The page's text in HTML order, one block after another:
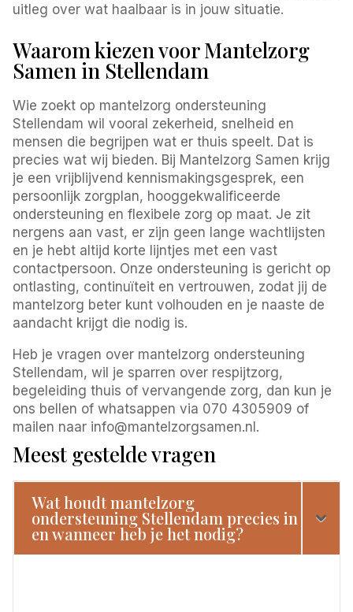
uitleg over wat haalbaar is in jouw situatie.
Waarom kiezen voor Mantelzorg
Samen in Stellendam
Wie zoekt op mantelzorg ondersteuning
Stellendam wil vooral zekerheid, snelheid en
mensen die begrijpen wat er thuis speelt. Dat is
precies wat wij bieden. Bij Mantelzorg Samen krijg
je een vrijblijvend kennismakingsgesprek, een
persoonlijk zorgplan, hooggekwalificeerde
ondersteuning en flexibele zorg op maat. Je zit
nergens aan vast, er zijn geen lange wachtlijsten
en je hebt altijd korte lijntjes met een vast
contactpersoon. Onze ondersteuning is gericht op
ontlasting, continuïteit en vertrouwen, zodat jij de
mantelzorg beter kunt volhouden en je naaste de
aandacht krijgt die nodig is.
Heb je vragen over mantelzorg ondersteuning
Stellendam, wil je sparren over respijtzorg,
begeleiding thuis of vervangende zorg, dan kun je
ons bellen of whatsappen via 070 4305909 of
mailen naar info@mantelzorgsamen.nl.
Meest gestelde vragen
Wat houdt mantelzorg
ondersteuning Stellendam precies in
en wanneer heb je het nodig?